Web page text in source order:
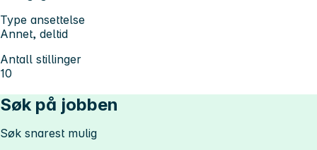
Type ansettelse
Annet, deltid
Antall stillinger
10
Søk på jobben
Søk snarest mulig